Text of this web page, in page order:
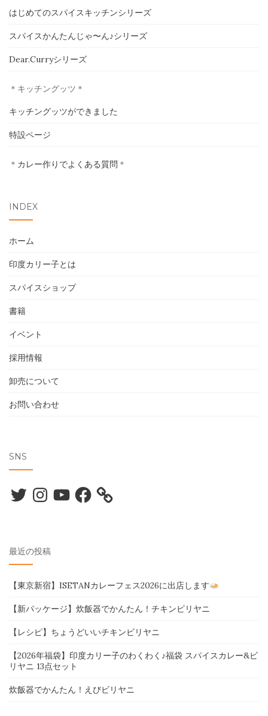
ホーム
はじめてのスパイスキッチンシリーズ
スパイスかんたんじゃ〜ん♪シリーズ
Dear.Curryシリーズ
＊キッチングッツ＊
キッチングッツができました
特設ページ
＊ カレー作りでよくある質問 ＊
INDEX
ホーム
印度カリー子とは
スパイスショップ
書籍
イベント
採用情報
卸売について
お問い合わせ
SNS
TwitterInstagramYouTubeFacebook
最近の投稿
【東京新宿】ISETANカレーフェス2026に出店します
【新パッケージ】炊飯器でかんたん！チキンビリヤニ
【レシピ】ちょうどいいチキンビリヤニ
【2026年福袋】印度カリー子のわくわく♪福袋 スパイスカレー&ビ
リヤニ 13点セット
炊飯器でかんたん！えびビリヤニ